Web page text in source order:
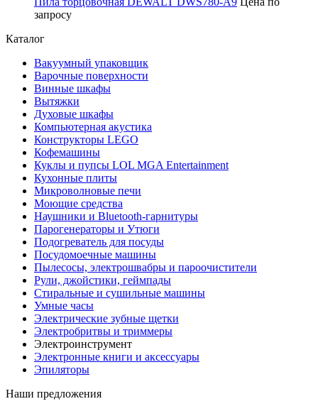
запросу
Каталог
Вакуумный упаковщик
Варочные поверхности
Винные шкафы
Вытяжки
Духовые шкафы
Компьютерная акустика
Конструкторы LEGO
Кофемашины
Куклы и пупсы LOL MGA Entertainment
Кухонные плиты
Микроволновые печи
Моющие средства
Наушники и Bluetooth-гарнитуры
Парогенераторы и Утюги
Подогреватель для посуды
Посудомоечные машины
Пылесосы, электрошвабры и пароочистители
Рули, джойстики, геймпады
Стиральные и сушильные машины
Умные часы
Электрические зубные щетки
Электробритвы и триммеры
Электроинструмент
Электронные книги и аксессуары
Эпиляторы
Наши предложения